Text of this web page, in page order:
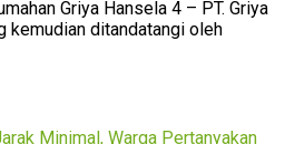
Griya Hansela 4 – PT. Griya
kemudian ditandatangi oleh